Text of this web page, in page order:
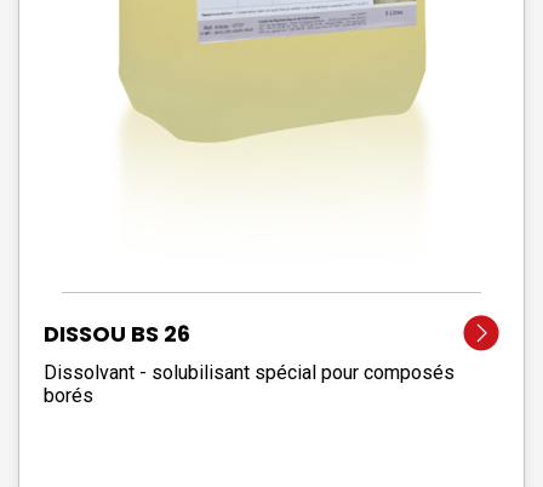
DISSOU BS 26
Dissolvant - solubilisant spécial pour composés
borés